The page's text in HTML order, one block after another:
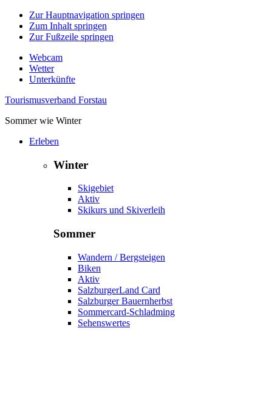
Zur Hauptnavigation springen
Zum Inhalt springen
Zur Fußzeile springen
Webcam
Wetter
Unterkünfte
Tourismusverband Forstau
Sommer wie Winter
Erleben
Winter
Skigebiet
Aktiv
Skikurs und Skiverleih
Sommer
Wandern / Bergsteigen
Biken
Aktiv
SalzburgerLand Card
Salzburger Bauernherbst
Sommercard-Schladming
Sehenswertes